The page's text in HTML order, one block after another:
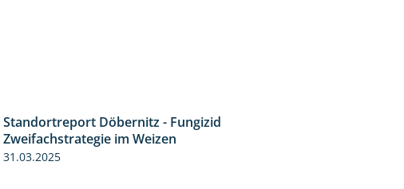
Standortreport Döbernitz - Fungizid
Zweifachstrategie im Weizen
31.03.2025